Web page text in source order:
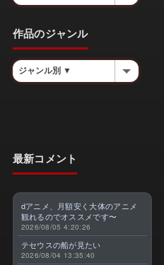
作品のジャンル
最新コメント
dアニメ、月額安く大体のアニメ
観れるのでオススメです〜
2026/08/05 4:20:26
テセウスの船が見たい
2026/08/04 13:35:40